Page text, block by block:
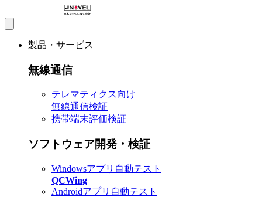
製品・サービス
無線通信
テレマティクス向け
無線通信検証
携帯端末評価検証
ソフトウェア開発・検証
Windowsアプリ自動テスト
QCWing
Androidアプリ自動テスト